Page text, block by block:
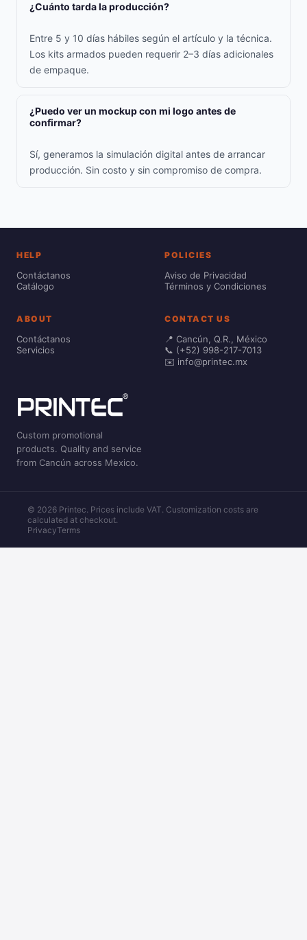
¿Cuánto tarda la producción?
Entre 5 y 10 días hábiles según el artículo y la técnica.
Los kits armados pueden requerir 2–3 días adicionales
de empaque.
¿Puedo ver un mockup con mi logo antes de
confirmar?
Sí, generamos la simulación digital antes de arrancar
producción. Sin costo y sin compromiso de compra.
HELP
Contáctanos
Catálogo
POLICIES
Aviso de Privacidad
Términos y Condiciones
ABOUT
Contáctanos
Servicios
CONTACT US
📍 Cancún, Q.R., México
📞 (+52) 998-217-7013
✉️ info@printec.mx
Custom promotional
products. Quality and service
from Cancún across Mexico.
© 2026 Printec. Prices include VAT. Customization costs are
calculated at checkout.
PrivacyTerms